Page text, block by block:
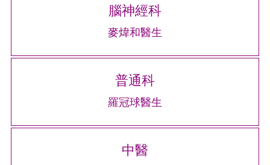
腦神經科
麥煒和醫生
普通科
羅冠球醫生
中醫